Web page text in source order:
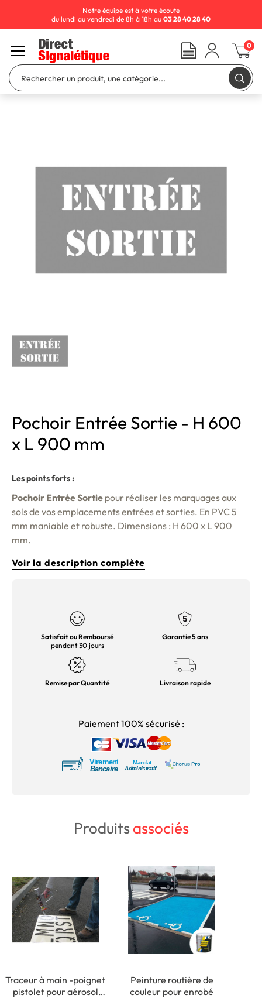
Pochoir Entrée Sortie - H 600
x L 900 mm
Les points forts :
Pochoir Entrée Sortie pour réaliser les marquages aux
sols de vos emplacements entrées et sorties. En PVC 5
mm maniable et robuste. Dimensions : H 600 x L 900
mm.
Voir la description complète
Satisfait ou Remboursé
pendant 30 jours
Garantie 5 ans
Remise par Quantité Livraison rapide
Paiement 100% sécurisé :
Produitsassociés
Traceur à main -poignet
pistolet pour aérosol
Peinture routière de
couleur pour enrobé
Notre équipe est à votre écoute
du lundi au vendredi de 8h à 18h au 03 28 40 28 40
0